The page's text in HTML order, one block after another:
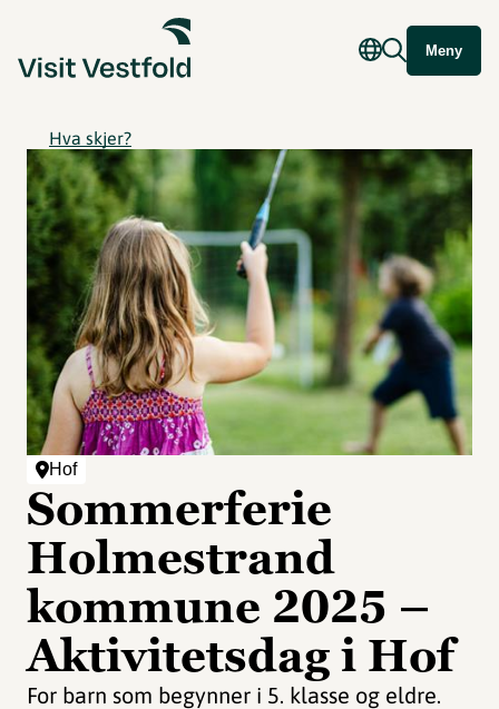
Meny
Hva skjer?
Hof
Sommerferie
Holmestrand
kommune 2025 –
Aktivitetsdag i Hof
For barn som begynner i 5. klasse og eldre.